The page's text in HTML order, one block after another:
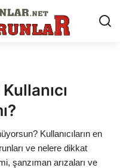
Kullanıcıların en
ve nelere dikkat
şanzıman arızaları ve